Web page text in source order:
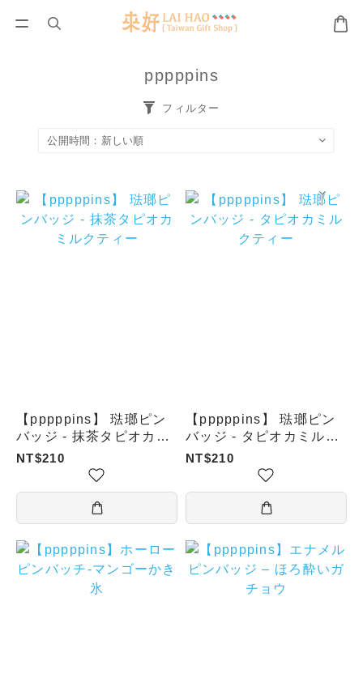
pppppins
フィルター
【pppppins】 琺瑯ピン
バッジ - 抹茶タピオカミ
ルクティー
NT$210
【pppppins】 琺瑯ピン
バッジ - タピオカミルク
ティー
NT$210